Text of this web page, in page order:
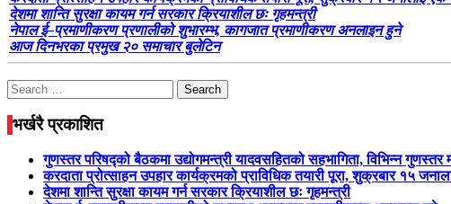
देशमा शान्ति सुरक्षा कायम गर्न सरकार क्रियाशील छः गृहमन्त्री
नेपाल ई–प्रमाणीकरण प्रणालीको शुभारम्भ, कागजात प्रमाणीकरण अनलाइन हुने
आज दिनभरका प्रमुख २० समाचार बुलेटिन
Search
for:
भर्खरै प्रकाशित
गुणस्तर परिषद्को बैठकमा उद्योगमन्त्री यादवसहितको सहभागिता, विभिन्न गुणस्तर
करदाता प्रोत्साहन उपहार कार्यक्रमको प्राविधिक तयारी पूरा, शुक्रबार १५
देशमा शान्ति सुरक्षा कायम गर्न सरकार क्रियाशील छः गृहमन्त्री